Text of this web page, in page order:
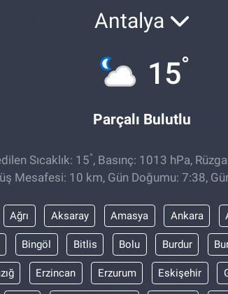
Antalya
15°
Parçalı Bulutlu
Sıcaklık: 15°, Basınç: 1013 hPa,
Mesafesi: 10 km, Gün Doğumu: 7:38,
Ağrı Aksaray Amasya Ankara
Bingöl Bitlis Bolu Burdur
Erzincan Erzurum Eskişehir